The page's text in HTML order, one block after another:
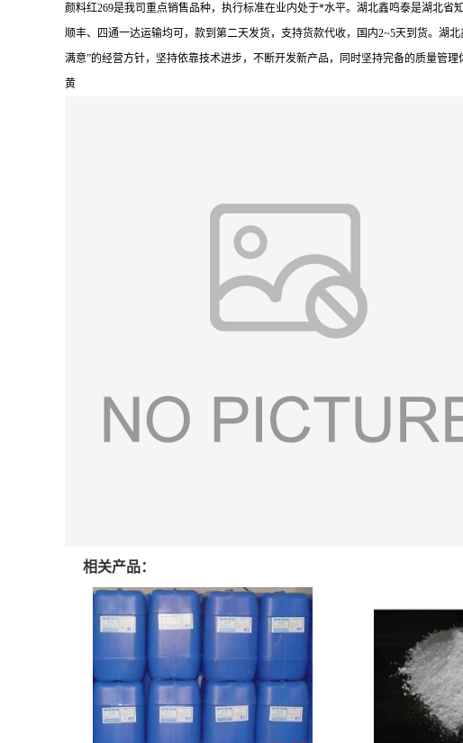
颜料红269是我司重点销售品种，执行标准在业内处于*水平。湖北鑫鸣泰是湖北
顺丰、四通一达运输均可，款到第二天发货，支持货款代收，国内2~5天到货。湖
满意”的经营方针，坚持依靠技术进步，不断开发新产品，同时坚持完备的质量管
黄
相关产品：